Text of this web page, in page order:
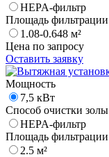
HEPA-фильтр
Площадь фильтрации
1.08-0.648 м²
Цена по запросу
Оставить заявку
Мощность
7,5 кВт
Способ очистки золы
HEPA-фильтр
Площадь фильтрации
2.5 м²